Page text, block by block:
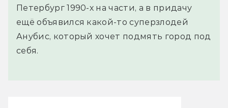
Петербург 1990-х на части, а в придачу
ещё объявился какой-то суперзлодей
Анубис, который хочет подмять город под
себя.